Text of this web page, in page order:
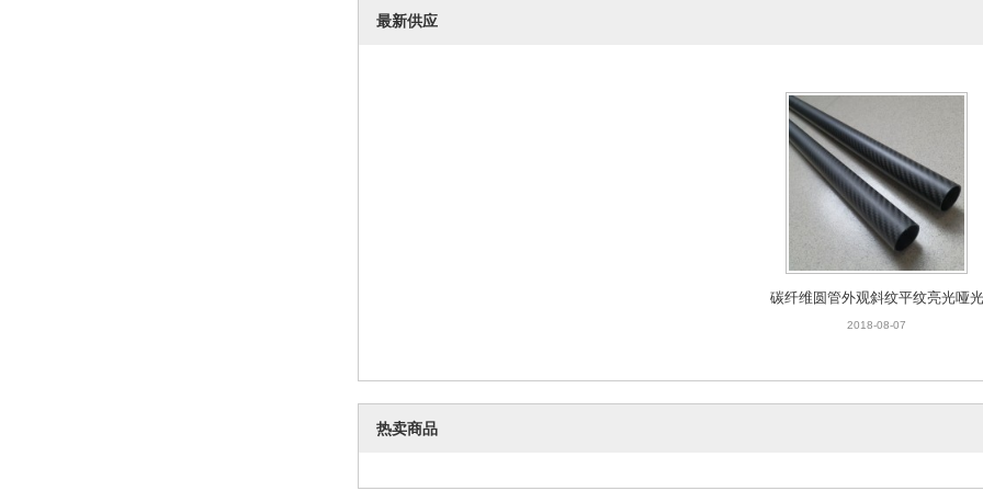
最新供应
碳纤维圆管外观斜纹平纹亮光哑光
2018-08-07
热卖商品